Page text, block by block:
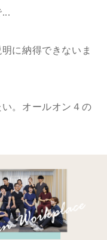
に納得できないま
い。オールオン４の